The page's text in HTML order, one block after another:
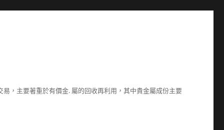
，主要著重於有價金. 屬的回收再利用，其中貴金屬成份主要